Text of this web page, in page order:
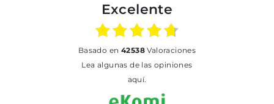
Excelente
basado en 42538Valoraciones
Lea algunas de las opiniones
aquí.